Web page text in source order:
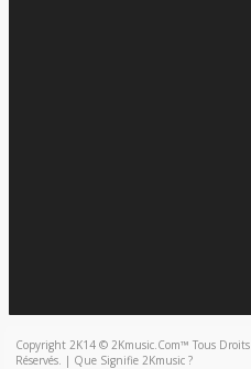
Copyright 2K14 © 2Kmusic.com™Tous Droits
Réservés. | Que Signifie 2Kmusic ?